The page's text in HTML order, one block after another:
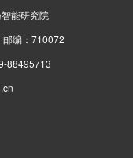
能研究院
编：710072
88495713